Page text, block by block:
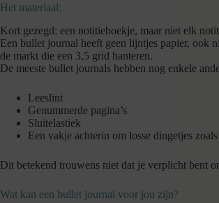
Het materiaal:
Kort gezegd: een notitieboekje, maar niet elk
Een bullet journal heeft geen lijntjes papier, ook
de markt die een 3,5 grid hanteren.
De meeste bullet journals hebben nog enkele
Leeslint
Genummerde pagina’s
Sluitelastiek
Een vakje achterin om losse dingetjes
Dit betekend trouwens niet dat je verplicht bent
Wat kan een bullet journal voor jou zijn?